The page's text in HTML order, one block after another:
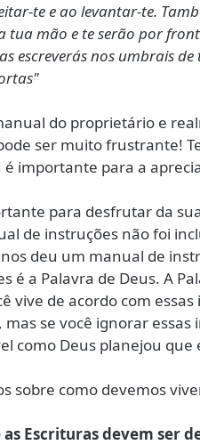
te e ao levantar-te.
tua mão e te serão por
escreverás nos umbrais
do proprietário e
ser muito frustrante!
importante para a
para desfrutar da
de instruções não foi
deu um manual de
a Palavra de Deus. A
vive de acordo com
se você ignorar essas
como Deus planejou que
sobre como devemos
Escrituras devem ser